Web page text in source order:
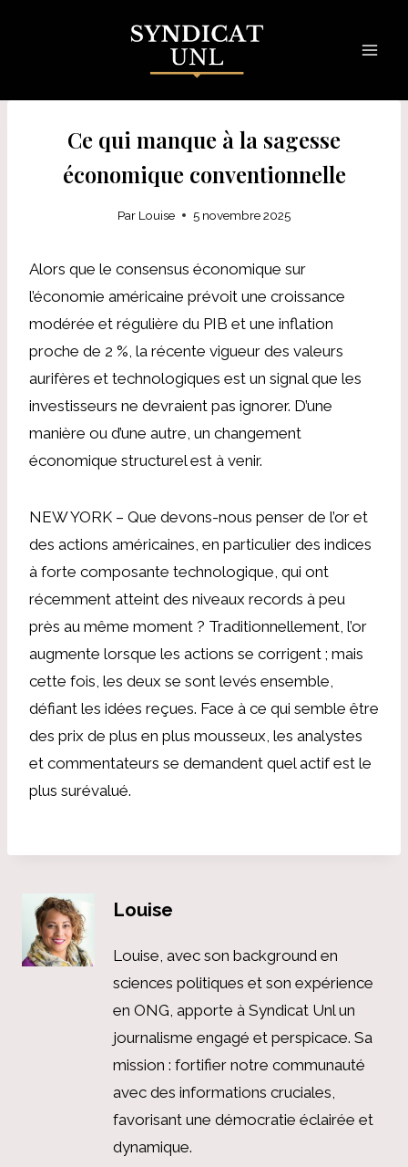
Ce qui manque à la sagesse
économique conventionnelle
Par Louise 5 novembre 2025
Alors que le consensus économique sur
l’économie américaine prévoit une croissance
modérée et régulière du PIB et une inflation
proche de 2 %, la récente vigueur des valeurs
aurifères et technologiques est un signal que les
investisseurs ne devraient pas ignorer. D’une
manière ou d’une autre, un changement
économique structurel est à venir.
NEW YORK – Que devons-nous penser de l’or et
des actions américaines, en particulier des indices
à forte composante technologique, qui ont
récemment atteint des niveaux records à peu
près au même moment ? Traditionnellement, l’or
augmente lorsque les actions se corrigent ; mais
cette fois, les deux se sont levés ensemble,
défiant les idées reçues. Face à ce qui semble être
des prix de plus en plus mousseux, les analystes
et commentateurs se demandent quel actif est le
plus surévalué.
Louise
Louise, avec son background en
sciences politiques et son expérience
en ONG, apporte à Syndicat Unl un
journalisme engagé et perspicace. Sa
mission : fortifier notre communauté
avec des informations cruciales,
favorisant une démocratie éclairée et
dynamique.